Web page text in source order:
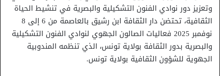
وتعزيز دور نوادي الفنون التشكيلية والبصرية في تنشيط الحياة
الثقافية، تحتضن دار الثقافة ابن رشيق بالعاصمة من 6 إلى 8
نوفمبر 2025 فعاليات الصالون الجهوي لنوادي الفنون التشكيلية
والبصرية بدور الثقافة بولاية تونس، الذي تنظمه المندوبية
الجهوية للشؤون الثقافية بولاية تونس.